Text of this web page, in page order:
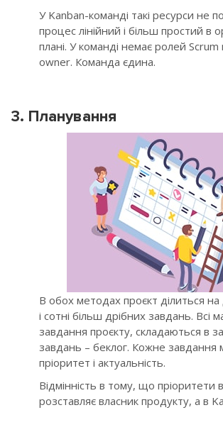
У Kanban-команді такі ресурси не
процес лінійний і більш простий в
плані. У команді немає ролей
owner. Команда єдина.
3. Планування
В обох методах проєкт ділиться
і сотні більш дрібних завдань. Всі
завдання проєкту, складаються в
завдань – беклог. Кожне завдання
пріоритет і актуальність.
Відмінність в тому, що пріоритети
розставляє власник продукту, а в